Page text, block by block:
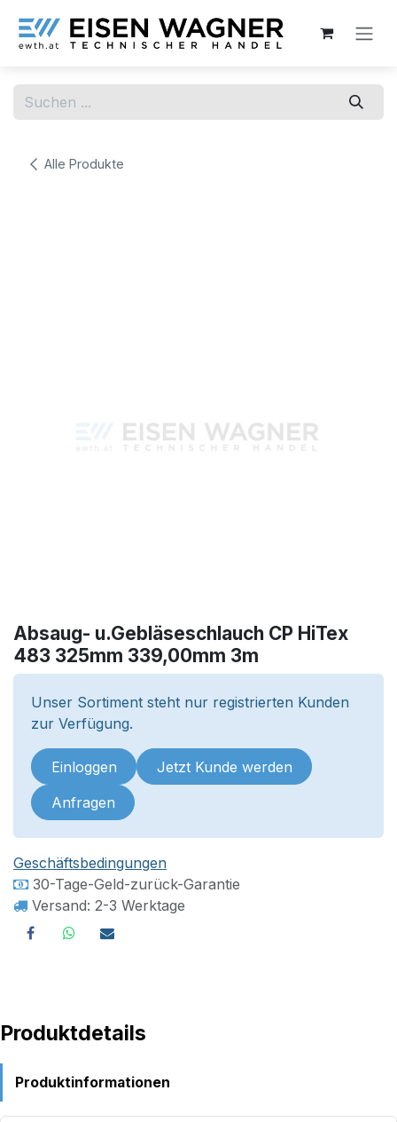
Alle Produkte
Absaug- u.Gebläseschlauch CP HiTex
483 325mm 339,00mm 3m
Unser Sortiment steht nur registrierten Kunden
zur Verfügung.
Einloggen Jetzt Kunde werden
Anfragen
Geschäftsbedingungen
30-Tage-Geld-zurück-Garantie
Versand: 2-3 Werktage
Produktdetails
Produktinformationen